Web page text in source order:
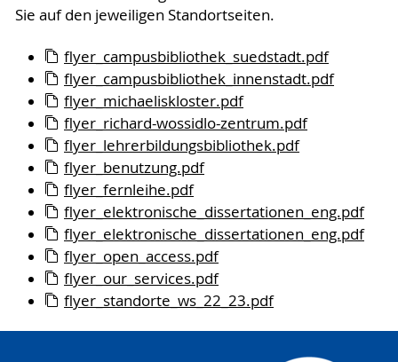
Sie auf den jeweiligen Standortseiten.
flyer_campusbibliothek_suedstadt.pdf
flyer_campusbibliothek_innenstadt.pdf
flyer_michaeliskloster.pdf
flyer_richard-wossidlo-zentrum.pdf
flyer_lehrerbildungsbibliothek.pdf
flyer_benutzung.pdf
flyer_fernleihe.pdf
flyer_elektronische_dissertationen_eng.pdf
flyer_elektronische_dissertationen_eng.pdf
flyer_open_access.pdf
flyer_our_services.pdf
flyer_standorte_ws_22_23.pdf